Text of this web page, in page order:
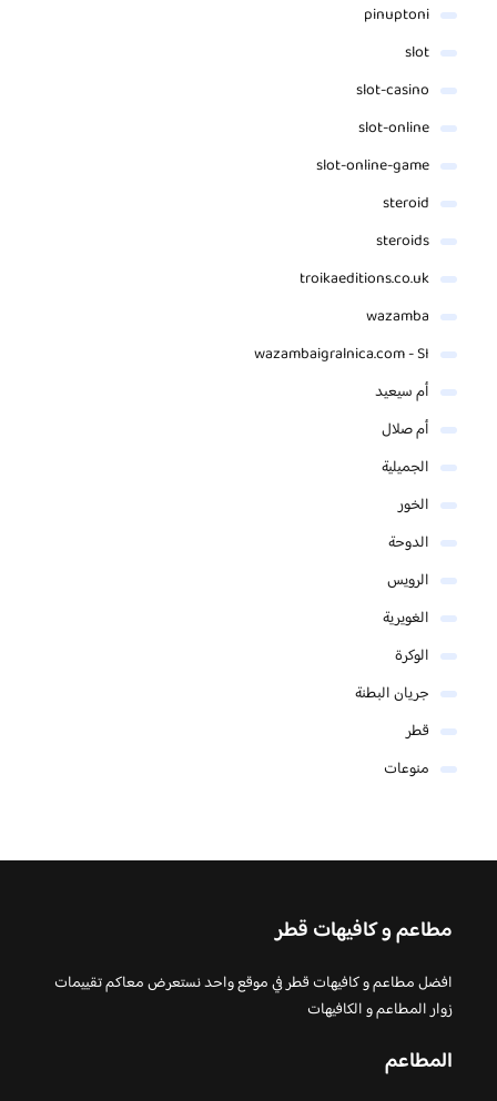
pinuptoni
slot
slot-casino
slot-online
slot-online-game
steroid
steroids
troikaeditions.co.uk
wazamba
wazambaigralnica.com - SI
أم سيعيد
أم صلال
الجميلية
الخور
الدوحة
الرويس
الغويرية
الوكرة
جريان البطنة
قطر
منوعات
مطاعم و كافيهات قطر
افضل مطاعم و كافيهات قطر في موقع واحد نستعرض معاكم تقييمات
زوار المطاعم و الكافيهات
المطاعم